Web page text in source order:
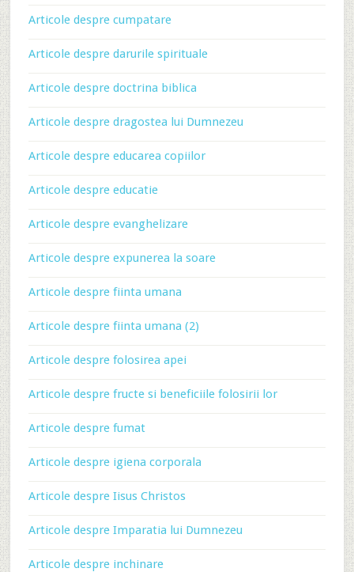
Articole despre cumpatare
Articole despre darurile spirituale
Articole despre doctrina biblica
Articole despre dragostea lui Dumnezeu
Articole despre educarea copiilor
Articole despre educatie
Articole despre evanghelizare
Articole despre expunerea la soare
Articole despre fiinta umana
Articole despre fiinta umana (2)
Articole despre folosirea apei
Articole despre fructe si beneficiile folosirii lor
Articole despre fumat
Articole despre igiena corporala
Articole despre Iisus Christos
Articole despre Imparatia lui Dumnezeu
Articole despre inchinare